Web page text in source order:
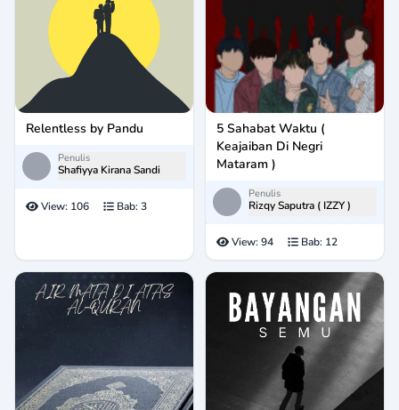
Relentless by Pandu
Penulis
Shafiyya Kirana Sandi
View: 106 Bab: 3
5 Sahabat Waktu (
Keajaiban Di Negri
Mataram )
Penulis
Rizqy Saputra ( IZZY )
View: 94 Bab: 12